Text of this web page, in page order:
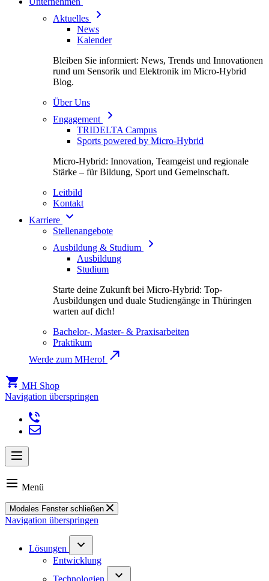
Aktuelles
News
Kalender
Bleiben Sie informiert: News, Trends und Innovationen
rund um Sensorik und Elektronik im Micro-Hybrid
Blog.
Über Uns
Engagement
TRIDELTA Campus
Sports powered by Micro-Hybrid
Micro-Hybrid: Innovation, Teamgeist und regionale
Stärke – für Bildung, Sport und Gemeinschaft.
Leitbild
Kontakt
Karriere
Stellenangebote
Ausbildung & Studium
Ausbildung
Studium
Starte deine Zukunft bei Micro-Hybrid: Top-
Ausbildungen und duale Studiengänge in Thüringen
warten auf dich!
Bachelor-, Master- & Praxisarbeiten
Praktikum
Werde zum MHero!
MH Shop
Navigation überspringen
Menü
Modales Fenster schließen
Navigation überspringen
Lösungen
Entwicklung
Technologien